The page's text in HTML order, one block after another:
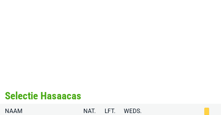
Selectie Hasaacas
NAAM NAT. LFT. WEDS.